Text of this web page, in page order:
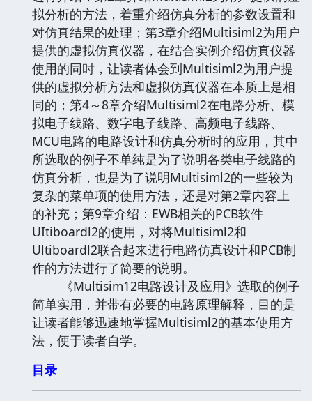
拟分析的方法，着重介绍仿真分析的参数设置和
对仿真结果的处理；第3章介绍Multisiml2为用户
提供的虚拟仿真仪器，在结合实例介绍仿真仪器
使用的同时，让读者体会到Multisiml2为用户提
供的虚拟分析方法和虚拟仿真仪器在本质上是相
同的；第4～8章介绍Multisiml2在电路分析、模
拟电子线路、数字电子线路、高频电子线路、
MCU电路的电路设计和仿真分析时的应用，其中
所选取的例子不单纯是为了说明各类电子线路的
仿真分析，也是为了说明Multisiml2的一些较为
复杂的菜单项的使用方法，还是对第2章内容上
的补充；第9章介绍：EWB相关的PCB软件
UItiboardl2的使用，对将Multisiml2和
Ultiboardl2联合起来进行电路仿真设计和PCB制
作的方法进行了简要的说明。
《Multisim12电路设计及应用》选取的例子
简单实用，并带有必要的电路原理解释，目的是
让读者能够迅速地掌握Multisiml2的基本使用方
法，便于读者自学。
目录